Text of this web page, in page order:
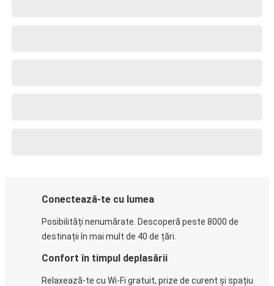
Conectează-te cu lumea
Posibilități nenumărate. Descoperă peste 8000 de
destinații în mai mult de 40 de țări.
Confort în timpul deplasării
Relaxează-te cu Wi-Fi gratuit, prize de curent și spațiu